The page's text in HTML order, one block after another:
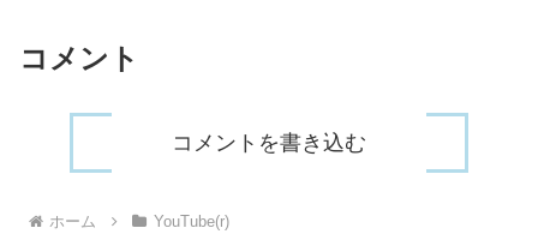
コメント
コメントを書き込む
ホーム YouTube(r)